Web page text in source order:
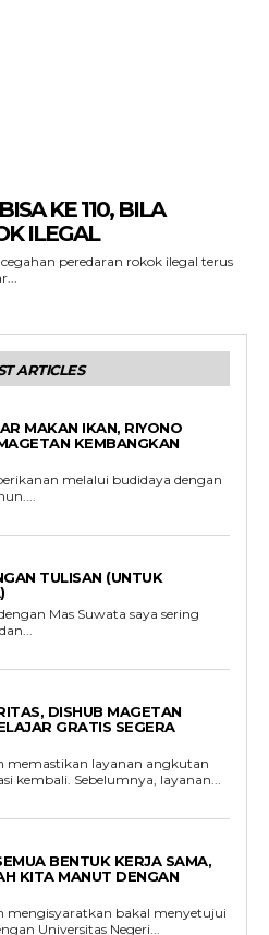
KE 110, BILA
ILEGAL
peredaran rokok ilegal terus
ARTICLES
MAKAN IKAN, RIYONO
KEMBANGKAN
melalui budidaya dengan
TULISAN (UNTUK
Mas Suwata saya sering
DISHUB MAGETAN
GRATIS SEGERA
memastikan layanan angkutan
kembali. Sebelumnya, layanan...
BENTUK KERJA SAMA,
KITA MANUT DENGAN
mengisyaratkan bakal menyetujui
Universitas Negeri...